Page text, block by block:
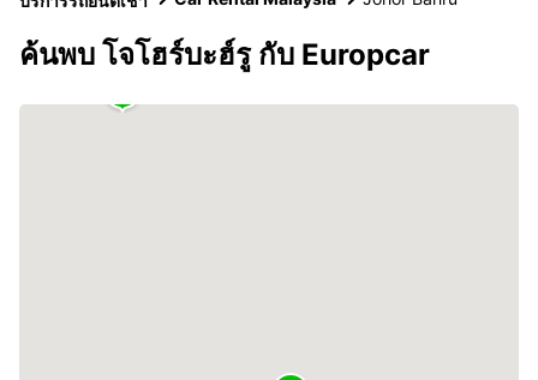
ค้นพบ โจโฮร์บะฮ์รู กับ Europcar